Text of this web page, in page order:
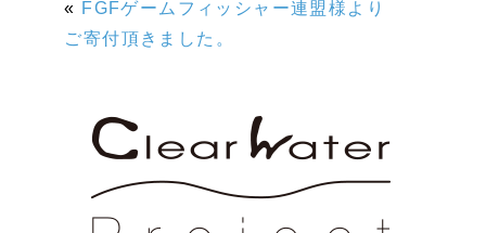
« FGFゲームフィッシャー連盟様より
ご寄付頂きました。